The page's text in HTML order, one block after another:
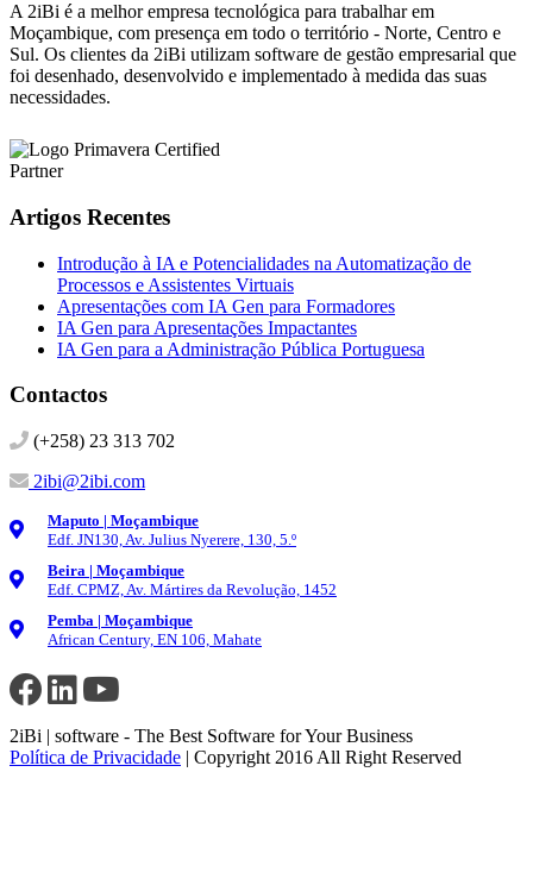
A 2iBi é a melhor empresa tecnológica para trabalhar em
Moçambique, com presença em todo o território - Norte, Centro e
Sul. Os clientes da 2iBi utilizam software de gestão empresarial que
foi desenhado, desenvolvido e implementado à medida das suas
necessidades.
Artigos Recentes
Introdução à IA e Potencialidades na Automatização de
Processos e Assistentes Virtuais
Apresentações com IA Gen para Formadores
IA Gen para Apresentações Impactantes
IA Gen para a Administração Pública Portuguesa
Contactos
(+258) 23 313 702
2ibi@2ibi.com
Maputo | Moçambique
Edf. JN130, Av. Julius Nyerere, 130, 5.º
Beira | Moçambique
Edf. CPMZ, Av. Mártires da Revolução, 1452
Pemba | Moçambique
African Century, EN 106, Mahate
2iBi | software - The Best Software for Your Business
Política de Privacidade | Copyright 2016 All Right Reserved